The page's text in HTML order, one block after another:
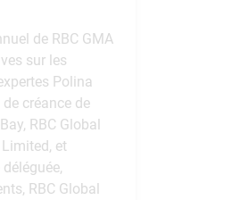
de RBC GMA
sur les
Polina
créance de
RBC Global
et
RBC Global